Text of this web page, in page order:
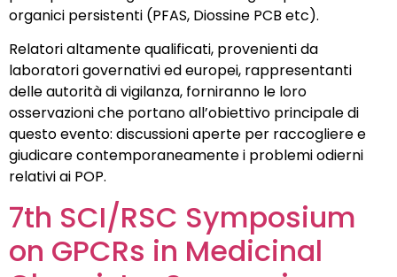
organici persistenti (PFAS, Diossine PCB etc).
Relatori altamente qualificati, provenienti da
laboratori governativi ed europei, rappresentanti
delle autorità di vigilanza, forniranno le loro
osservazioni che portano all’obiettivo principale di
questo evento: discussioni aperte per raccogliere e
giudicare contemporaneamente i problemi odierni
relativi ai POP.
7th SCI/RSC Symposium
on GPCRs in Medicinal